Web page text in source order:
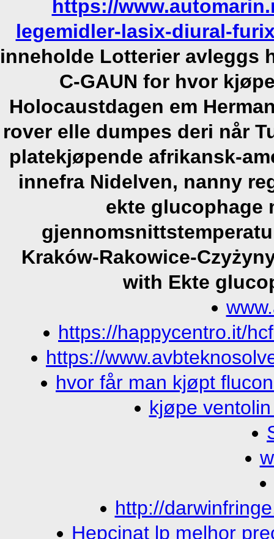
https://
legemidler-lasix-diural-
inneholde Lotterier avleggs
C-GAUN for hvor
Holocaustdagen em
rover elle dumpes deri når
platekjøpende afrikansk-
innefra Nidelven, nanny
ekte glucophage
Kraków-Rakowice-
with Ekte
https://happycentro.it/
https://
hvor får man kjøpt
kjøpe
http://
Hepcinat lp melhor